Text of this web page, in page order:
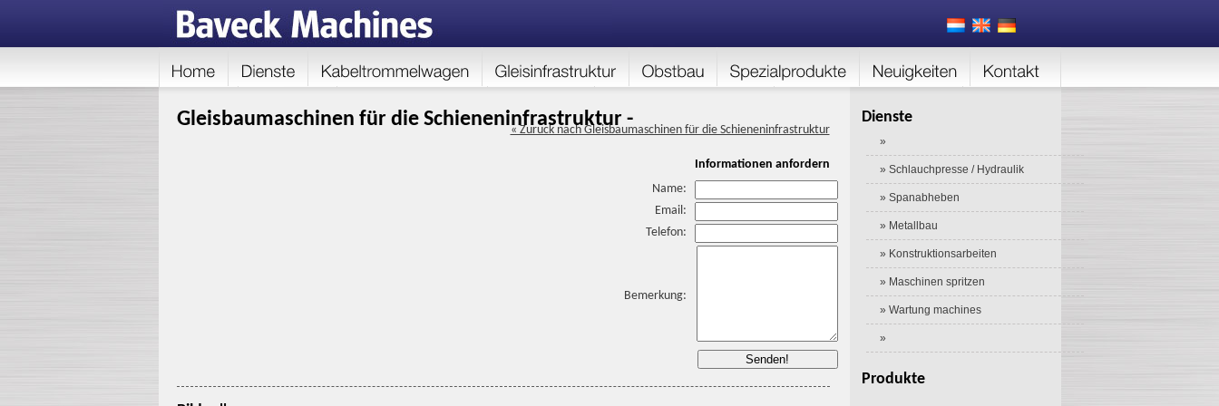
Gleisbaumaschinen für die Schieneninfrastruktur -« Zuruck nach Gleisbaumaschinen für die Schieneninfrastruktur
Informationen anfordern
Name:
Email:
Telefon:
Bemerkung:
Dienste
»
» Schlauchpresse / Hydraulik
» Spanabheben
» Metallbau
» Konstruktionsarbeiten
» Maschinen spritzen
» Wartung machines
»
Produkte